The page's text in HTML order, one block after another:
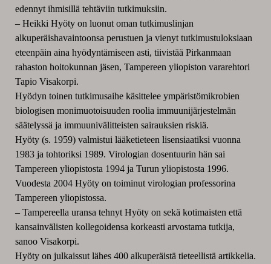
edennyt ihmisillä tehtäviin tutkimuksiin.
– Heikki Hyöty on luonut oman tutkimuslinjan
alkuperäishavaintoonsa perustuen ja vienyt tutkimustuloksiaan
eteenpäin aina hyödyntämiseen asti, tiivistää Pirkanmaan
rahaston hoitokunnan jäsen, Tampereen yliopiston vararehtori
Tapio Visakorpi.
Hyödyn toinen tutkimusaihe käsittelee ympäristömikrobien
biologisen monimuotoisuuden roolia immuunijärjestelmän
säätelyssä ja immuunivälitteisten sairauksien riskiä.
Hyöty (s. 1959) valmistui lääketieteen lisensiaatiksi vuonna
1983 ja tohtoriksi 1989. Virologian dosentuurin hän sai
Tampereen yliopistosta 1994 ja Turun yliopistosta 1996.
Vuodesta 2004 Hyöty on toiminut virologian professorina
Tampereen yliopistossa.
– Tampereella uransa tehnyt Hyöty on sekä kotimaisten että
kansainvälisten kollegoidensa korkeasti arvostama tutkija,
sanoo Visakorpi.
Hyöty on julkaissut lähes 400 alkuperäistä tieteellistä artikkelia.